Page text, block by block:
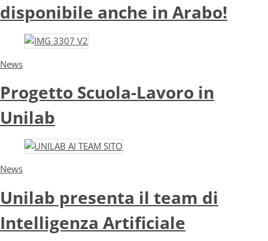
disponibile anche in Arabo!
News
Progetto Scuola-Lavoro in
Unilab
News
Unilab presenta il team di
Intelligenza Artificiale